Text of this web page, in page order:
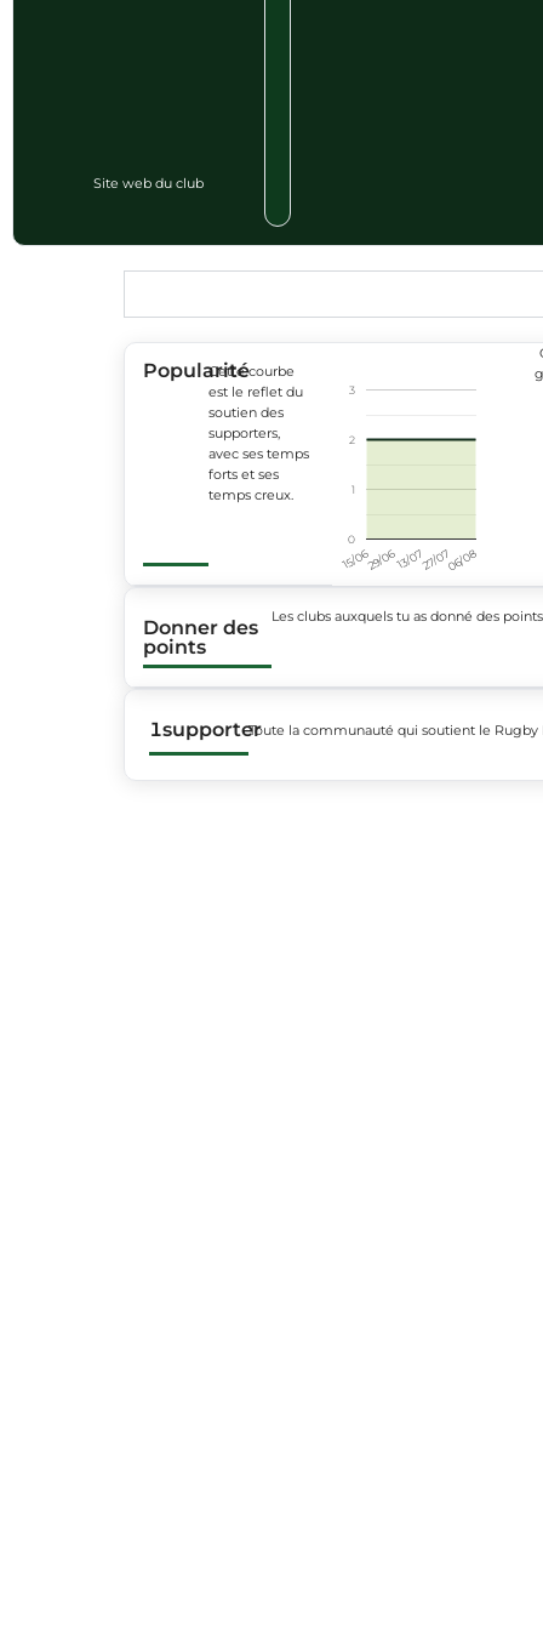
Site web du club
PopularitéCette courbe
est le reflet du
soutien des
supporters,
avec ses temps
forts et ses
temps creux.
15/0629/0613/0727/0706/08
0
1
2
3
Donner des
points
Les clubs auxquels tu as donné des points
1supporterToute la communauté qui soutient le Rugby